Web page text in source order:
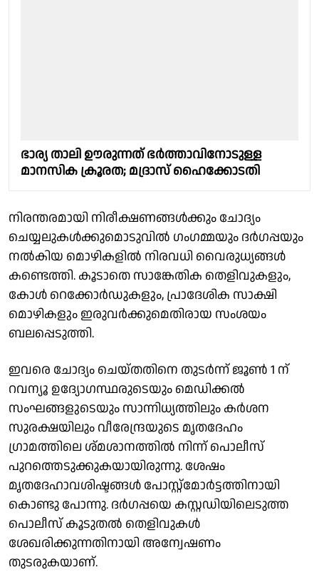
ഭാര്യ താലി ഊരുന്നത് ഭർത്താവിനോടുള്ള
മാനസിക ക്രൂരത; മദ്രാസ് ഹൈക്കോടതി
നിരന്തരമായി നിരീക്ഷണങ്ങൾക്കും ചോദ്യം
ചെയ്യലുകൾക്കുമൊടുവിൽ ഗംഗമ്മയും ദർഗപ്പയും
നൽകിയ മൊഴികളിൽ നിരവധി വൈരുധ്യങ്ങൾ
കണ്ടെത്തി. കൂടാതെ സാങ്കേതിക തെളിവുകളും,
കോൾ റെക്കോർഡുകളും, പ്രാദേശിക സാക്ഷി
മൊഴികളും ഇരുവർക്കുമെതിരായ സംശയം
ബലപ്പെടുത്തി.
ഇവരെ ചോദ്യം ചെയ്തതിനെ തുടർന്ന് ജൂൺ 1 ന്
റവന്യൂ ഉദ്യോഗസ്ഥരുടെയും മെഡിക്കൽ
സംഘങ്ങളുടെയും സാന്നിധ്യത്തിലും കർശന
സുരക്ഷയിലും വീരേന്ദ്രയുടെ മൃതദേഹം
ഗ്രാമത്തിലെ ശ്മശാനത്തിൽ നിന്ന് പൊലീസ്
പുറത്തെടുക്കുകയായിരുന്നു. ശേഷം
മൃതദേഹാവശിഷ്ടങ്ങൾ പോസ്റ്റ്‌മോർട്ടത്തിനായി
കൊണ്ടു പോന്നു. ദർഗപ്പയെ കസ്റ്റഡിയിലെടുത്ത
പൊലീസ് കൂടുതൽ തെളിവുകൾ
ശേഖരിക്കുന്നതിനായി അന്വേഷണം
തുടരുകയാണ്.